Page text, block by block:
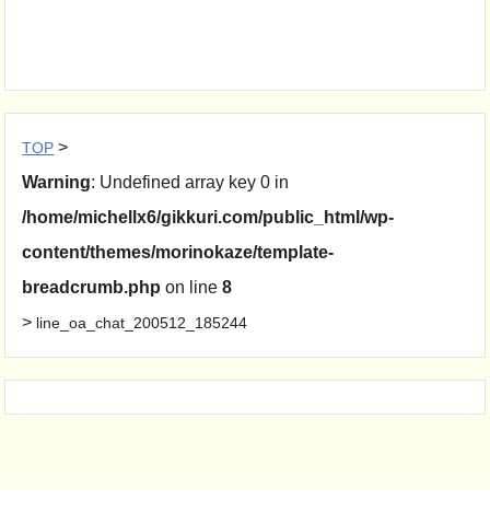
TOP >
Warning: Undefined array key 0 in
/home/michellx6/gikkuri.com/public_html/wp-
content/themes/morinokaze/template-
breadcrumb.php on line8
> line_oa_chat_200512_185244